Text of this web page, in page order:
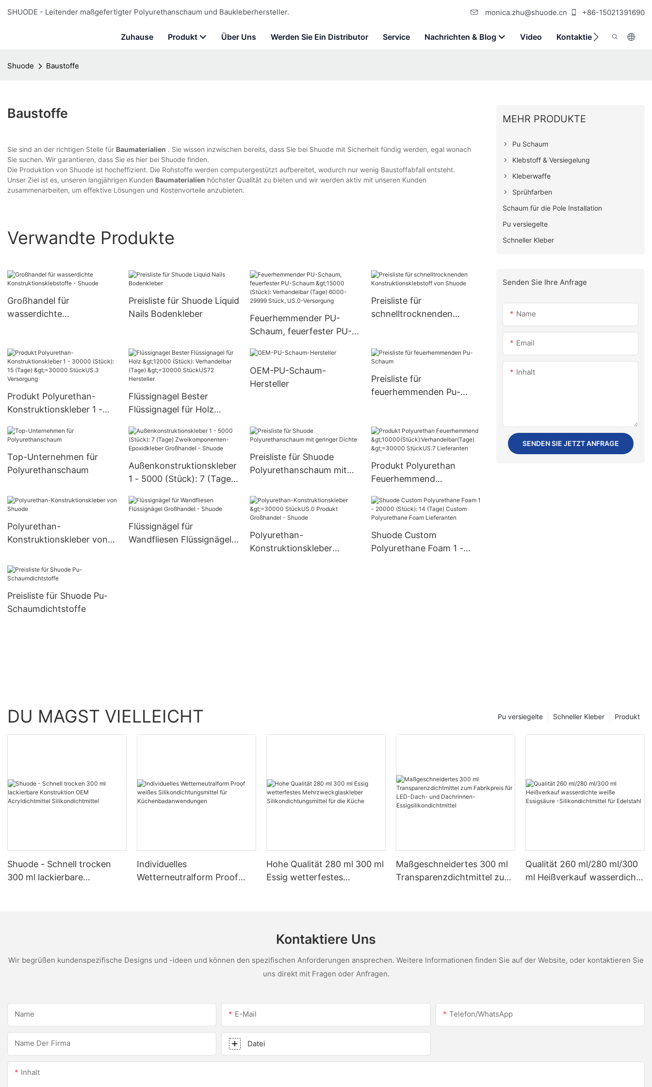
SHUODE - Leitender maßgefertigter Polyurethanschaum und Baukleberhersteller. monica.zhu@shuode.cn +86-15021391690
Zuhause Produkt Über Uns Werden Sie Ein Distributor Service Nachrichten & Blog Video Kontaktieren Sie Uns
Shuode Baustoffe
Baustoffe
Sie sind an der richtigen Stelle für Baumaterialien . Sie wissen inzwischen bereits, dass Sie bei Shuode mit Sicherheit fündig werden, egal wonach
Sie suchen. Wir garantieren, dass Sie es hier bei Shuode finden.
Die Produktion von Shuode ist hocheffizient. Die Rohstoffe werden computergestützt aufbereitet, wodurch nur wenig Baustoffabfall entsteht.
Unser Ziel ist es, unseren langjährigen Kunden Baumaterialien höchster Qualität zu bieten und wir werden aktiv mit unseren Kunden
zusammenarbeiten, um effektive Lösungen und Kostenvorteile anzubieten.
Verwandte Produkte
Großhandel für
wasserdichte
Preisliste für Shuode Liquid
Nails Bodenkleber
Feuerhemmender PU-
Schaum, feuerfester PU-
Verhandelbar (Tage)
6000-29999 Stück, US.0-
Versorgung
Preisliste für
schnelltrocknenden
Produkt Polyurethan-
Konstruktionskleber 1 -
>=30000 StückUS.3
Flüssignagel Bester
Flüssignagel für Holz
Verhandelbar (Tage)
>=30000 StückUS72
Hersteller
OEM-PU-Schaum-
Hersteller
Preisliste für
feuerhemmenden Pu-
Top-Unternehmen für
Polyurethanschaum
Außenkonstruktionskleber
1 - 5000 (Stück): 7 (Tage)
Epoxidkleber Großhandel -
Preisliste für Shuode
Polyurethanschaum mit
Produkt Polyurethan
Feuerhemmend
ar(Tage) >=30000
StückUS.7 Lieferanten
Polyurethan-
Konstruktionskleber von
Flüssignägel für
Wandfliesen Flüssignägel
Polyurethan-
Konstruktionskleber
Shuode Custom
Polyurethane Foam 1 -
Preisliste für Shuode Pu-
Schaumdichtstoffe
MEHR PRODUKTE
Pu Schaum
Klebstoff & Versiegelung
Kleberwaffe
Sprühfarben
Schaum für die Pole Installation
Pu versiegelte
Schneller Kleber
Senden Sie Ihre Anfrage
Name
Email
Inhalt
SENDEN SIE JETZT ANFRAGE
DU MAGST VIELLEICHT Produkt
Schneller Kleber
Pu versiegelte
Shuode - Schnell trocken
300 ml lackierbare
Individuelles
Wetterneutralform Proof
Hohe Qualität 280 ml 300 ml
Essig wetterfestes
Maßgeschneidertes 300 ml
Transparenzdichtmittel zum
Qualität 260 ml/280 ml/300
ml Heißverkauf wasserdichte
Kontaktiere Uns
Wir begrüßen kundenspezifische Designs und -ideen und können den spezifischen Anforderungen ansprechen. Weitere Informationen finden Sie auf der Website, oder kontaktieren Sie
uns direkt mit Fragen oder Anfragen.
Name E-Mail Telefon/WhatsApp
Name Der Firma Datei
Inhalt